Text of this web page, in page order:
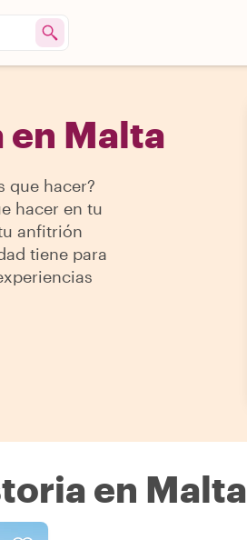
en Malta
que hacer?
hacer en tu
anfitrión
tiene para
en Malta